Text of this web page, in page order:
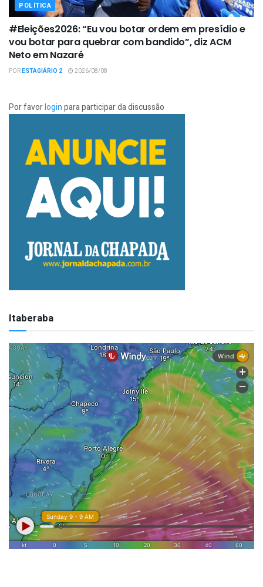
POLÍTICA
#Eleições2026: “Eu vou botar ordem em presídio e
vou botar para quebrar com bandido”, diz ACM
Neto em Nazaré
PORESTAGIÁRIO 2 2026/08/08
Por favorloginpara participar da discussão
Itaberaba